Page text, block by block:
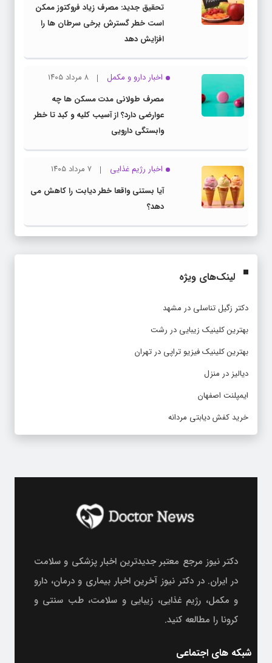
تحقیق جدید: مصرف زیاد فروکتوز ممکن
است خطر گسترش برخی سرطان ها را
افزایش دهد
اخبار دارو و مکمل
۸ مرداد ۱۴۰۵
مصرف طولانی مدت مسکن ها چه
عوارضی دارد؟ از آسیب کلیه و کبد تا خطر
وابستگی دارویی
اخبار رژیم غذایی
۷ مرداد ۱۴۰۵
آیا بستنی واقعا خطر دیابت را کاهش می
دهد؟
لینک‌های ویژه
دکتر زگیل تناسلی در مشهد
بهترین کلینیک زیبایی در رشت
بهترین کلینیک فیزیو تراپی در تهران
دیالیز در منزل
ایمپلنت اصفهان
خرید کفش دیابتی مردانه
دکتر نیوز مرجع معتبر جدیدترین اخبار پزشکی و سلامت
در ایران. در دکتر نیوز آخرین اخبار بیماری و درمان، دارو
و مکمل، رژیم غذایی، زیبایی و سلامت، طب سنتی و
کرونا را مطالعه کنید.
شبکه های اجتماعی